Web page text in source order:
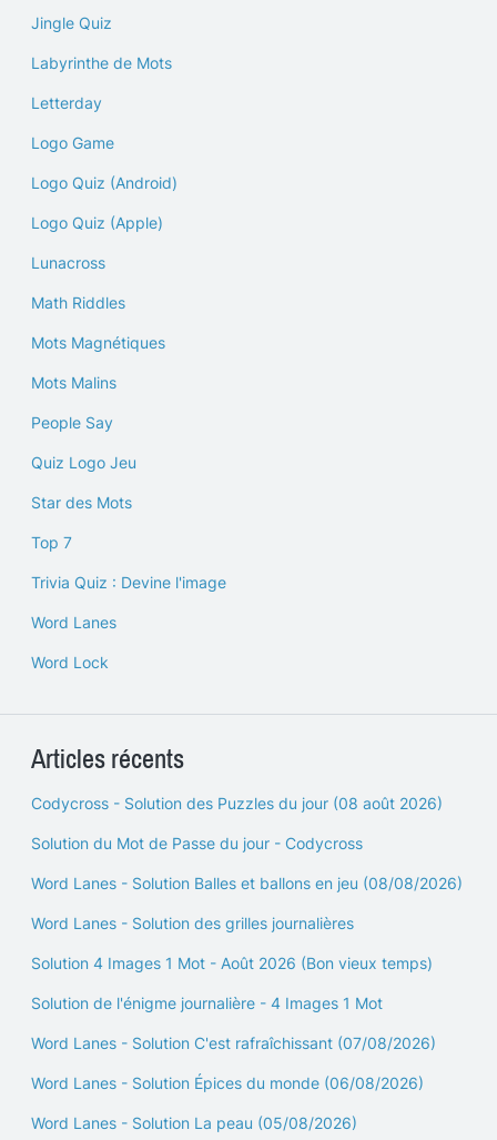
Jingle Quiz
Labyrinthe de Mots
Letterday
Logo Game
Logo Quiz (Android)
Logo Quiz (Apple)
Lunacross
Math Riddles
Mots Magnétiques
Mots Malins
People Say
Quiz Logo Jeu
Star des Mots
Top 7
Trivia Quiz : Devine l'image
Word Lanes
Word Lock
Articles récents
Codycross - Solution des Puzzles du jour (08 août 2026)
Solution du Mot de Passe du jour - Codycross
Word Lanes - Solution Balles et ballons en jeu (08/08/2026)
Word Lanes - Solution des grilles journalières
Solution 4 Images 1 Mot - Août 2026 (Bon vieux temps)
Solution de l'énigme journalière - 4 Images 1 Mot
Word Lanes - Solution C'est rafraîchissant (07/08/2026)
Word Lanes - Solution Épices du monde (06/08/2026)
Word Lanes - Solution La peau (05/08/2026)